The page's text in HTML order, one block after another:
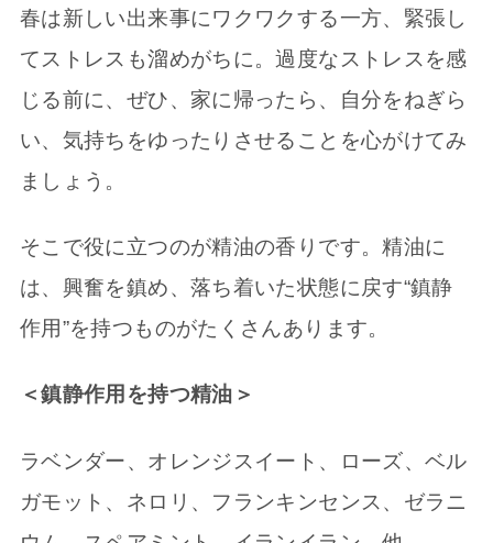
春は新しい出来事にワクワクする一方、緊張し
てストレスも溜めがちに。過度なストレスを感
じる前に、ぜひ、家に帰ったら、自分をねぎら
い、気持ちをゆったりさせることを心がけてみ
ましょう。
そこで役に立つのが精油の香りです。精油に
は、興奮を鎮め、落ち着いた状態に戻す“鎮静
作用”を持つものがたくさんあります。
＜鎮静作用を持つ精油＞
ラベンダー、オレンジスイート、ローズ、ベル
ガモット、ネロリ、フランキンセンス、ゼラニ